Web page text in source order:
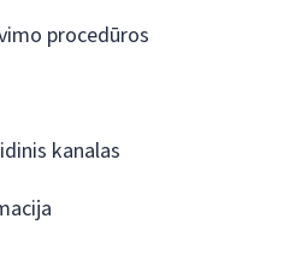
procedūros
kanalas